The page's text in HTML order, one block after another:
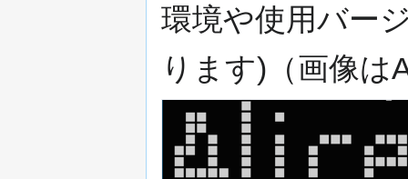
環境や使用バー
ります)（画像は